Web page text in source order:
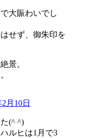
大賑わいでし
せず、御朱印を
景。
月10日
(^ ^)
ルヒは1月で3